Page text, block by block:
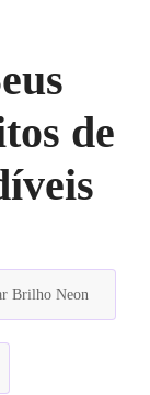
de
Brilho Neon